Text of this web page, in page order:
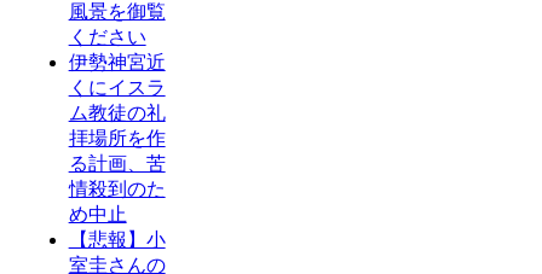
風景を御覧
ください
伊勢神宮近
くにイスラ
ム教徒の礼
拝場所を作
る計画、苦
情殺到のた
め中止
【悲報】小
室圭さんの